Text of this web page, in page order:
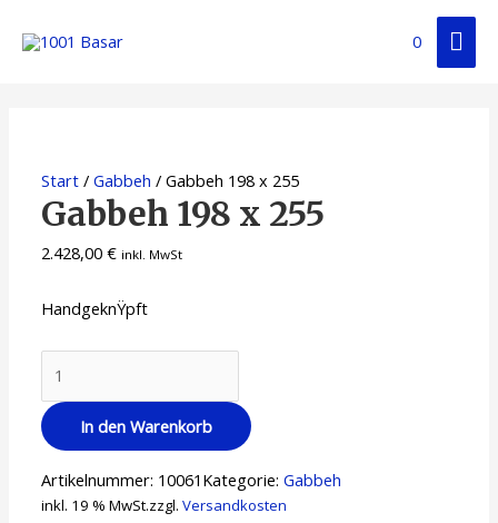
0
Start /Gabbeh / Gabbeh 198 x 255
Gabbeh 198 x 255
2.428,00€ inkl. MwSt
HandgeknŸpft
In den Warenkorb
Artikelnummer: 10061 Kategorie:Gabbeh
inkl. 19 % MwSt.zzgl.Versandkosten